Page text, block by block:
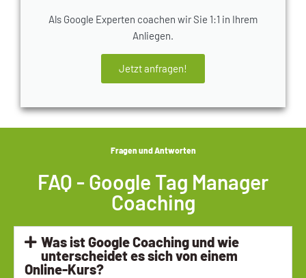
Als Google Experten coachen wir Sie 1:1 in Ihrem
Anliegen.
Jetzt anfragen!
Fragen und Antworten
FAQ - Google Tag Manager
Coaching
Was ist Google Coaching und wie
unterscheidet es sich von einem
Online-Kurs?